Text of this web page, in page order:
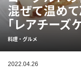
混ぜて温め
「レアチーズ
料理・グルメ
2022.04.26